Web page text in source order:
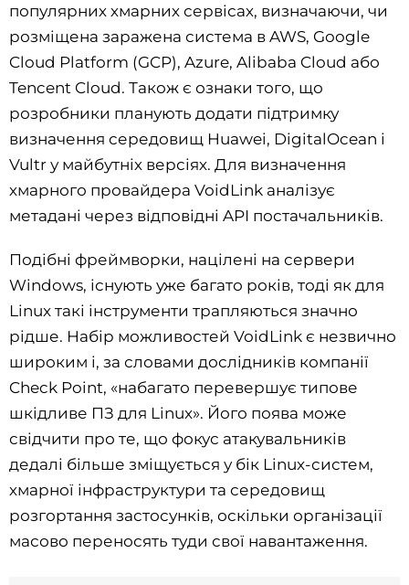
популярних хмарних сервісах, визначаючи, чи
розміщена заражена система в AWS, Google
Cloud Platform (GCP), Azure, Alibaba Cloud або
Tencent Cloud. Також є ознаки того, що
розробники планують додати підтримку
визначення середовищ Huawei, DigitalOcean і
Vultr у майбутніх версіях. Для визначення
хмарного провайдера VoidLink аналізує
метадані через відповідні API постачальників.
Подібні фреймворки, націлені на сервери
Windows, існують уже багато років, тоді як для
Linux такі інструменти трапляються значно
рідше. Набір можливостей VoidLink є незвично
широким і, за словами дослідників компанії
Check Point, «набагато перевершує типове
шкідливе ПЗ для Linux». Його поява може
свідчити про те, що фокус атакувальників
дедалі більше зміщується у бік Linux-систем,
хмарної інфраструктури та середовищ
розгортання застосунків, оскільки організації
масово переносять туди свої навантаження.